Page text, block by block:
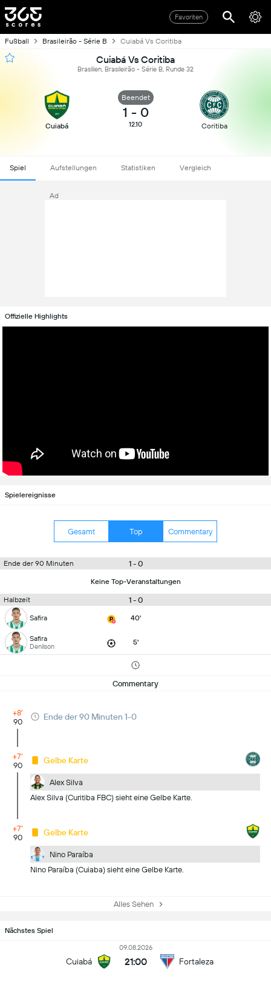
Favoriten
Fußball Brasileirão - Série B Cuiabá Vs Coritiba
Cuiabá Vs Coritiba
Brasilien, Brasileirão - Série B, Runde 32
Cuiabá
Beendet
1 - 0
12.10 Coritiba
Spiel Aufstellungen Statistiken Vergleich
Ad
Offizielle Highlights
Spielereignisse
Gesamt Top Commentary
Ende der 90 Minuten 1 - 0
Keine Top-Veranstaltungen
Halbzeit 1 - 0
Safira 40'
Safira
Denilson 5'
Commentary
+8'
90
Ende der 90 Minuten 1-0
+7'
90
Gelbe Karte
Alex Silva
Alex Silva (Curitiba FBC) sieht eine Gelbe Karte.
+7'
90
Gelbe Karte
Nino Paraíba
Nino Paraíba (Cuiaba) sieht eine Gelbe Karte.
Alles Sehen
Nächstes Spiel
Cuiabá
09.08.2026
21:00 Fortaleza